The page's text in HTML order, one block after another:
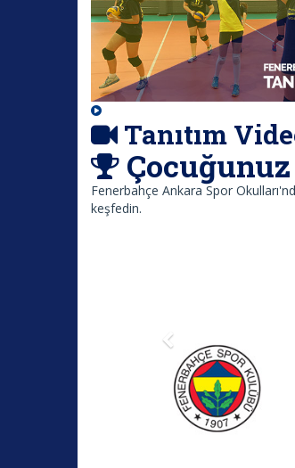
Tanıtım
Fenerbahçe Ankara Spor
keşfedin.